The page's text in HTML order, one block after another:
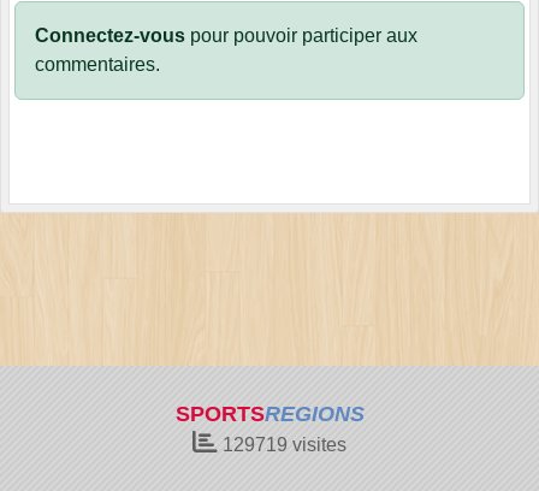
Connectez-vous pour pouvoir participer aux
commentaires.
SPORTSREGIONS
129719 visites